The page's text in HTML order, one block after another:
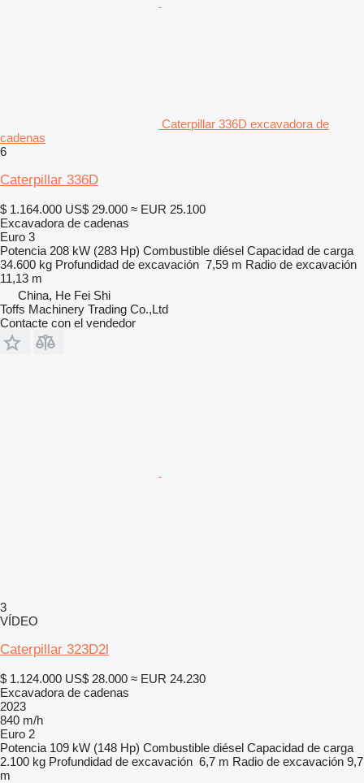
Caterpillar 336D excavadora de
cadenas
6
Caterpillar 336D
$ 1.164.000 US$ 29.000 ≈ EUR 25.100
Excavadora de cadenas
Euro 3
Potencia 208 kW (283 Hp) Combustible diésel Capacidad de carga
34.600 kg Profundidad de excavación 7,59 m Radio de excavación
11,13 m
China, He Fei Shi
Toffs Machinery Trading Co.,Ltd
Contacte con el vendedor
3
VÍDEO
Caterpillar 323D2l
$ 1.124.000 US$ 28.000 ≈ EUR 24.230
Excavadora de cadenas
2023
840 m/h
Euro 2
Potencia 109 kW (148 Hp) Combustible diésel Capacidad de carga
2.100 kg Profundidad de excavación 6,7 m Radio de excavación 9,7
m